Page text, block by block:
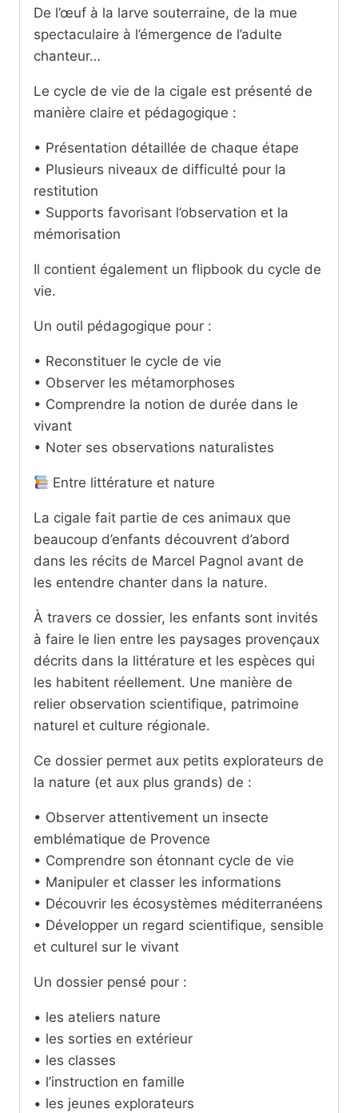
De l’œuf à la larve souterraine, de la mue
spectaculaire à l’émergence de l’adulte
chanteur…
Le cycle de vie de la cigale est présenté de
manière claire et pédagogique :
• Présentation détaillée de chaque étape
• Plusieurs niveaux de difficulté pour la
restitution
• Supports favorisant l’observation et la
mémorisation
Il contient également un flipbook du cycle de
vie.
Un outil pédagogique pour :
• Reconstituer le cycle de vie
• Observer les métamorphoses
• Comprendre la notion de durée dans le
vivant
• Noter ses observations naturalistes
Entre littérature et nature
La cigale fait partie de ces animaux que
beaucoup d’enfants découvrent d’abord
dans les récits de Marcel Pagnol avant de
les entendre chanter dans la nature.
À travers ce dossier, les enfants sont invités
à faire le lien entre les paysages provençaux
décrits dans la littérature et les espèces qui
les habitent réellement. Une manière de
relier observation scientifique, patrimoine
naturel et culture régionale.
Ce dossier permet aux petits explorateurs de
la nature (et aux plus grands) de :
• Observer attentivement un insecte
emblématique de Provence
• Comprendre son étonnant cycle de vie
• Manipuler et classer les informations
• Découvrir les écosystèmes méditerranéens
• Développer un regard scientifique, sensible
et culturel sur le vivant
Un dossier pensé pour :
• les ateliers nature
• les sorties en extérieur
• les classes
• l’instruction en famille
• les jeunes explorateurs